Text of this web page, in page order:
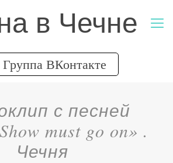
в Чечне
Группа ВКонтакте
с песней
must go on» .
Чечня